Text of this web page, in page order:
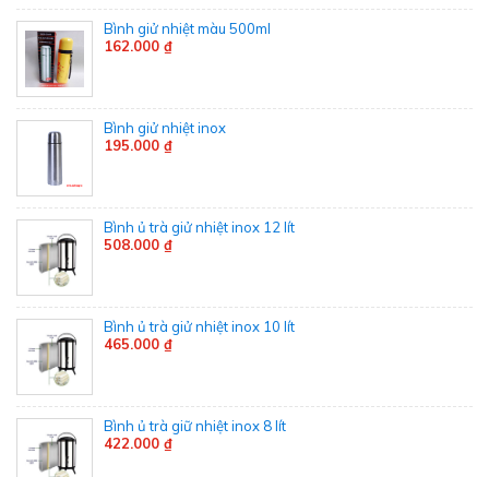
Bình giử nhiệt màu 500ml
162.000 ₫
Bình giử nhiệt inox
195.000 ₫
Bình ủ trà giử nhiệt inox 12 lít
508.000 ₫
Bình ủ trà giử nhiệt inox 10 lít
465.000 ₫
Bình ủ trà giữ nhiệt inox 8 lít
422.000 ₫